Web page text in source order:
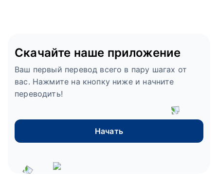
Скачайте наше приложение
Ваш первый перевод всего в пару шагах от
вас. Нажмите на кнопку ниже и начните
переводить!
Начать